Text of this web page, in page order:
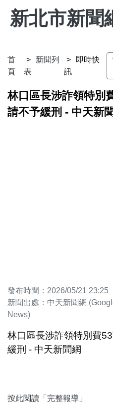
新北市新聞
首
頁
新聞列
表
即時快
訊
林口區長涉詐領特別
請不予緩刑 - 中天新
發布時間：2026/05/21 23:25
新聞出處：中天新聞網
News)
林口區長涉詐領特別費
緩刑 - 中天新聞網
按此閱讀「完整報導」